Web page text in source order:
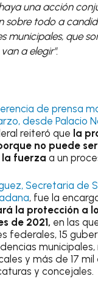
una acción
sobre todo a
municipales, que
a elegir".
de prensa
desde Palacio
reiteró que la
no puede
fuerza a un
Secretaria de
, fue la
la protección a
de 2021, en las
federales, 15
y más de 17 mil
y concejales.